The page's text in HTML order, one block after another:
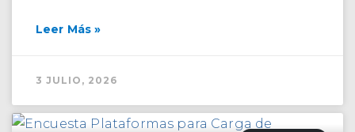
Leer Más »
3 JULIO, 2026